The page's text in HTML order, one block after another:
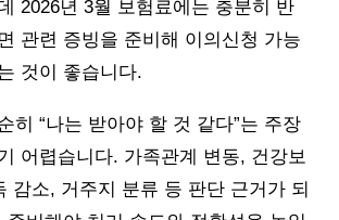
2026년 3월 보험료에는 충분히 반
관련 증빙을 준비해 이의신청 가능
것이 좋습니다.
히 “나는 받아야 할 것 같다”는 주장
어렵습니다. 가족관계 변동, 건강보
감소, 거주지 분류 등 판단 근거가 되